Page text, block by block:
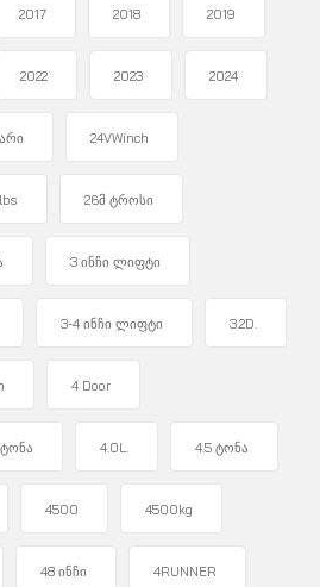
2017 2018 2019
2022 2023 2024
24VWinch
26მ ტროსი
3 ინჩი ლიფტი
3-4 ინჩი ლიფტი 3.2D.
4 Door
4.0L. 4.5 ტონა
4500 4500kg
48 ინჩი 4RUNNER